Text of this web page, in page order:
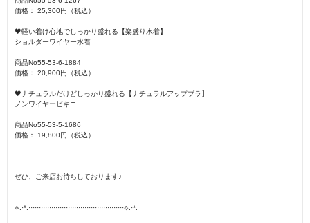
価格： 25,300円（税込）
🖤軽い着け心地でしっかり盛れる【楽盛り水着】
ショルダーワイヤー水着
商品No55-53-6-1884
価格： 20,900円（税込）
🖤ナチュラルだけどしっかり盛れる【ナチュラルアップブラ】
ノンワイヤービキニ
商品No55-53-5-1686
価格： 19,800円（税込）
ぜひ、ご来店お待ちしております♪
⟡.·*.··············································⟡.·*.